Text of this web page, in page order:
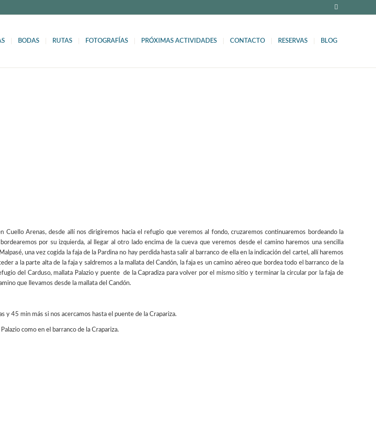
BODAS RUTAS FOTOGRAFÍAS PRÓXIMAS ACTIVIDADES CONTACTO RESERVAS BLOG
Cuello Arenas, desde allí nos dirigiremos hacia el refugio que veremos al fondo, cruzaremos continuaremos bordeando la
por su izquierda, al llegar al otro lado encima de la cueva que veremos desde el camino haremos una sencilla
una vez cogida la faja de la Pardina no hay perdida hasta salir al barranco de ella en la indicación del cartel, allí haremos
a la parte alta de la faja y saldremos a la mallata del Candón, la faja es un camino aéreo que bordea todo el barranco de la
del Carduso, mallata Palazio y puente de la Capradiza para volver por el mismo sitio y terminar la circular por la faja de
que llevamos desde la mallata del Candón.
45 min más si nos acercamos hasta el puente de la Crapariza.
como en el barranco de la Crapariza.